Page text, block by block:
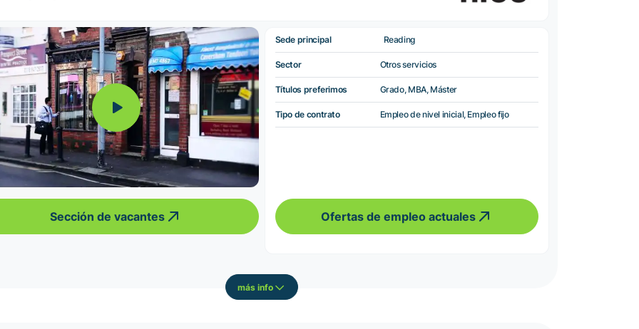
Sección de vacantes
Sede principal Reading
Sector Otros servicios
Títulos preferimos Grado, MBA, Máster
Tipo de contrato Empleo de nivel inicial, Empleo fijo
Ofertas de empleo actuales
más info